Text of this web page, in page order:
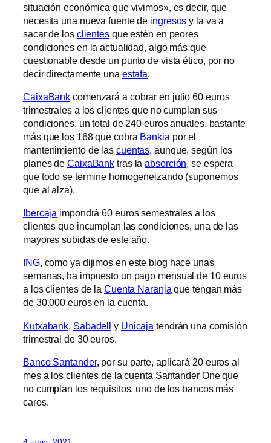
situación económica que vivimos», es decir, que
necesita una nueva fuente de ingresos y la va a
sacar de los clientesque estén en peores
condiciones en la actualidad, algo más que
cuestionable desde un punto de vista ético, por no
decir directamente una estafa.
CaixaBank comenzará a cobrar en julio 60 euros
trimestrales a los clientes que no cumplan sus
condiciones, un total de 240 euros anuales, bastante
más que los 168 que cobra Bankia por el
mantenimiento de las cuentas, aunque, según los
planes deCaixaBank tras laabsorción, se espera
que todo se termine homogeneizando (suponemos
que al alza).
Ibercaja impondrá 60 euros semestrales a los
clientes que incumplan las condiciones, una de las
mayores subidas de este año.
ING, como ya dijimos en este blog hace unas
semanas, ha impuesto un pago mensual de 10 euros
a los clientes de la Cuenta Naranja que tengan más
de 30.000 euros en la cuenta.
Kutxabank, Sabadell y Unicaja tendrán una comisión
trimestral de 30 euros.
Banco Santander, por su parte, aplicará 20 euros al
mes a los clientes de la cuenta Santander One que
no cumplan los requisitos, uno de los bancos más
caros.